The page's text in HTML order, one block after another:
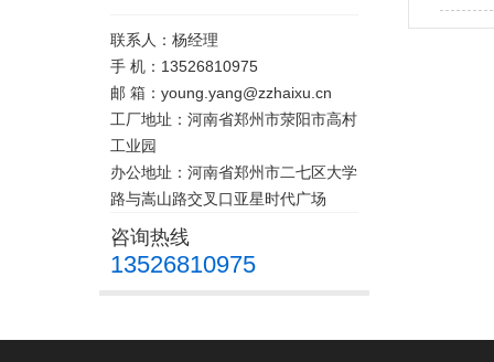
联系人：杨经理
手 机：13526810975
邮 箱：young.yang@zzhaixu.cn
工厂地址：河南省郑州市荥阳市高村
工业园
办公地址：河南省郑州市二七区大学
路与嵩山路交叉口亚星时代广场
咨询热线
13526810975